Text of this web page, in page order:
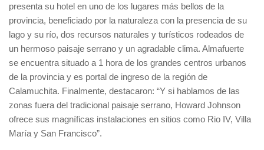
presenta su hotel en uno de los lugares más bellos de la
provincia, beneficiado por la naturaleza con la presencia de su
lago y su río, dos recursos naturales y turísticos rodeados de
un hermoso paisaje serrano y un agradable clima. Almafuerte
se encuentra situado a 1 hora de los grandes centros urbanos
de la provincia y es portal de ingreso de la región de
Calamuchita. Finalmente, destacaron: “Y si hablamos de las
zonas fuera del tradicional paisaje serrano, Howard Johnson
ofrece sus magníficas instalaciones en sitios como Rio IV, Villa
María y San Francisco”.